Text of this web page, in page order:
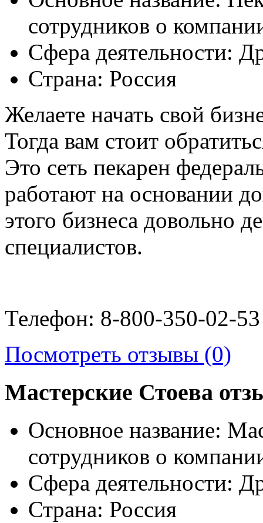
сотрудников о
Сфера деятельности:
Страна: Россия
Желаете начать свой
Тогда вам стоит
Это сеть пекарен
работают на основании
этого бизнеса довольно
специалистов.
Телефон: 8-800-350-02-53
Посмотреть отзывы (0)
Мастерские Стоева
Основное название:
сотрудников о
Сфера деятельности:
Страна: Россия